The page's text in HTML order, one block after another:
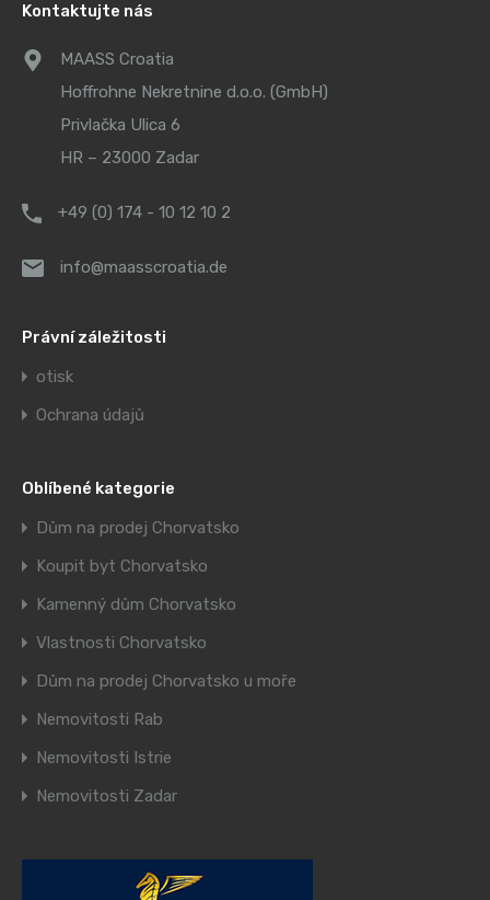
Kontaktujte nás
MAASS Croatia
Hoffrohne Nekretnine d.o.o. (GmbH)
Privlačka Ulica 6
HR – 23000 Zadar
+49 (0) 174 - 10 12 10 2
info@maasscroatia.de
Právní záležitosti
otisk
Ochrana údajů
Oblíbené kategorie
Dům na prodej Chorvatsko
Koupit byt Chorvatsko
Kamenný dům Chorvatsko
Vlastnosti Chorvatsko
Dům na prodej Chorvatsko u moře
Nemovitosti Rab
Nemovitosti Istrie
Nemovitosti Zadar